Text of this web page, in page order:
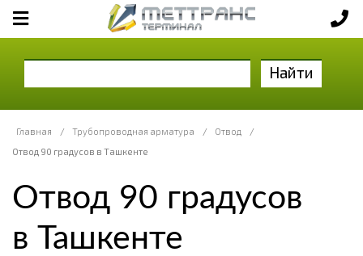
Найти
Главная / Трубопроводная арматура / Отвод
/
Отвод 90 градусов в Ташкенте
Отвод 90 градусов
в Ташкенте